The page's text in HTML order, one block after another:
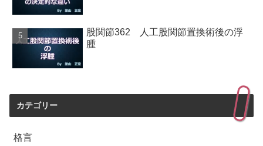
股関節362 人工股関節置換術後の浮
腫
カテゴリー
格言